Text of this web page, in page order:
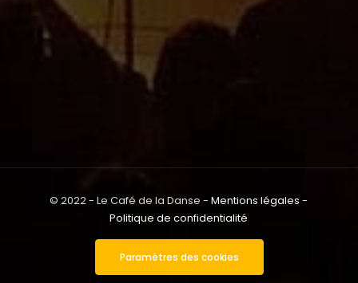
© 2022 - Le Café de la Danse -Mentions légales -
Politique de confidentialité
Paramètres des cookies